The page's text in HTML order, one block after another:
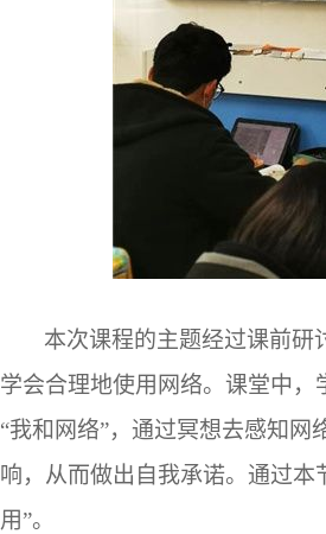
本次课程的主题经过课前研
学会合理地使用网络。课堂中
“我和网络”，通过冥想去感知
响，从而做出自我承诺。通过
用”。